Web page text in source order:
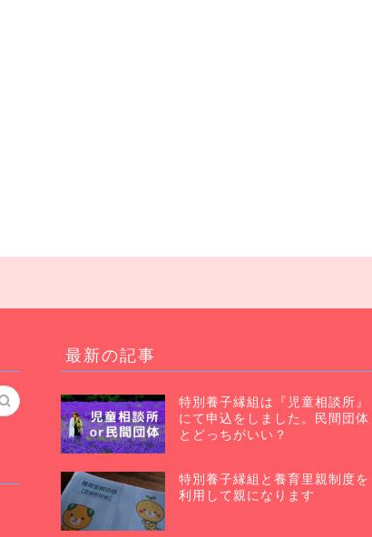
最新の記事
特別養子縁組は『児童相談所』
にて申込をしました。民間団体
とどっちがいい？
特別養子縁組と養育里親制度を
利用して親になります